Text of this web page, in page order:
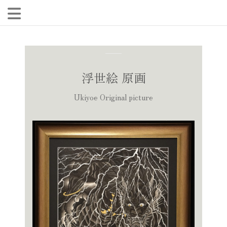
浮世絵 原画
Ukiyoe Original picture